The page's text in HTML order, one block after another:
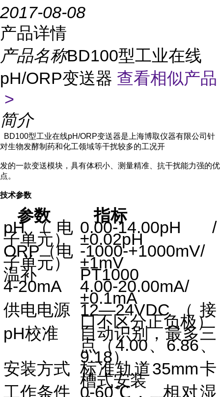
2017-08-08
产品详情
产品名称BD100型工业在线
pH/ORP变送器 查看相似产品
>
简介
BD100型工业在线pH/ORP变送器是上海博取仪器有限公司针
对生物发酵制药和化工领域等干扰较多的工况开
发的一款变送模块，具有体积小、测量精准、抗干扰能力强的优
点。
技术参数
参数 指标
pH（电
子单元）
0.00-14.00pH /
±0.02pH
ORP（电
子单元）
-1000-+1000mV/
±1mV
温补 PT1000
4-20mA 4.00-20.00mA/
±0.1mA
供电电源 12—24VDC（接
口不区分正负极）
pH校准 自动识别，最多三
点（4.00、6.86、
9.18）
安装方式 标准轨道35mm卡
槽式安装
工作条件 0-60℃， 相对湿